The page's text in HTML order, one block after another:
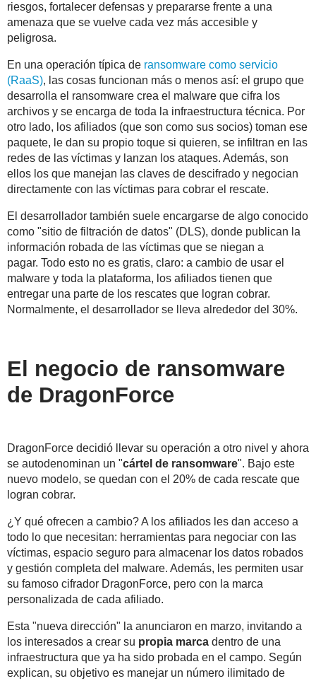
riesgos, fortalecer defensas y prepararse frente a una
amenaza que se vuelve cada vez más accesible y
peligrosa.
En una operación típica de ransomware como servicio
(RaaS), las cosas funcionan más o menos así: el grupo que
desarrolla el ransomware crea el malware que cifra los
archivos y se encarga de toda la infraestructura técnica. Por
otro lado, los afiliados (que son como sus socios) toman ese
paquete, le dan su propio toque si quieren, se infiltran en las
redes de las víctimas y lanzan los ataques. Además, son
ellos los que manejan las claves de descifrado y negocian
directamente con las víctimas para cobrar el rescate.
El desarrollador también suele encargarse de algo conocido
como "sitio de filtración de datos" (DLS), donde publican la
información robada de las víctimas que se niegan a
pagar. Todo esto no es gratis, claro: a cambio de usar el
malware y toda la plataforma, los afiliados tienen que
entregar una parte de los rescates que logran cobrar.
Normalmente, el desarrollador se lleva alrededor del 30%.
El negocio de ransomware
de DragonForce
DragonForce decidió llevar su operación a otro nivel y ahora
se autodenominan un "cártel de ransomware". Bajo este
nuevo modelo, se quedan con el 20% de cada rescate que
logran cobrar.
¿Y qué ofrecen a cambio? A los afiliados les dan acceso a
todo lo que necesitan: herramientas para negociar con las
víctimas, espacio seguro para almacenar los datos robados
y gestión completa del malware. Además, les permiten usar
su famoso cifrador DragonForce, pero con la marca
personalizada de cada afiliado.
Esta "nueva dirección" la anunciaron en marzo, invitando a
los interesados a crear su propia marca dentro de una
infraestructura que ya ha sido probada en el campo. Según
explican, su objetivo es manejar un número ilimitado de